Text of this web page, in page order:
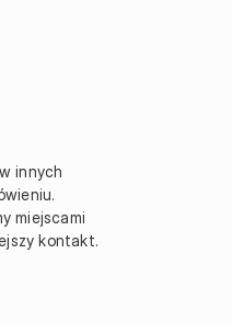
innych
miejscami
kontakt.